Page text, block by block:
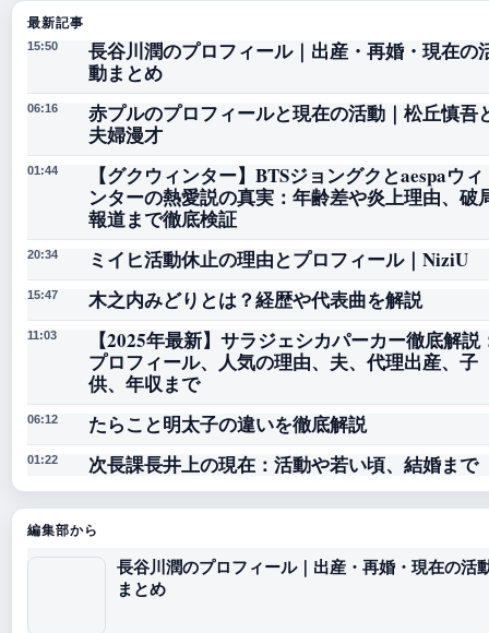
最新記事
15:50
長谷川潤のプロフィール｜出産・再婚・現在の
動まとめ
06:16
赤プルのプロフィールと現在の活動｜松丘慎吾
夫婦漫才
01:44
【グクウィンター】BTSジョングクとaespaウィ
ンターの熱愛説の真実：年齢差や炎上理由、破
報道まで徹底検証
20:34 ミイヒ活動休止の理由とプロフィール｜NiziU
15:47 木之内みどりとは？経歴や代表曲を解説
11:03
【2025年最新】サラジェシカパーカー徹底解説
プロフィール、人気の理由、夫、代理出産、子
供、年収まで
06:12 たらこと明太子の違いを徹底解説
01:22 次長課長井上の現在：活動や若い頃、結婚まで
編集部から
長谷川潤のプロフィール｜出産・再婚・現在の活
まとめ